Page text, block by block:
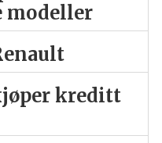
modeller
kreditt